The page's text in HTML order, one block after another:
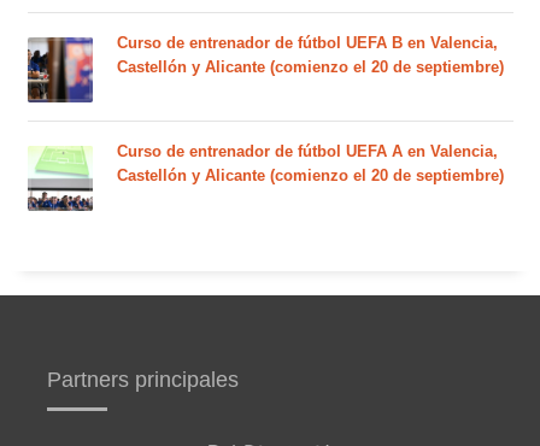
Curso de entrenador de fútbol UEFA B en Valencia,
Castellón y Alicante (comienzo el 20 de septiembre)
Curso de entrenador de fútbol UEFA A en Valencia,
Castellón y Alicante (comienzo el 20 de septiembre)
Partners principales